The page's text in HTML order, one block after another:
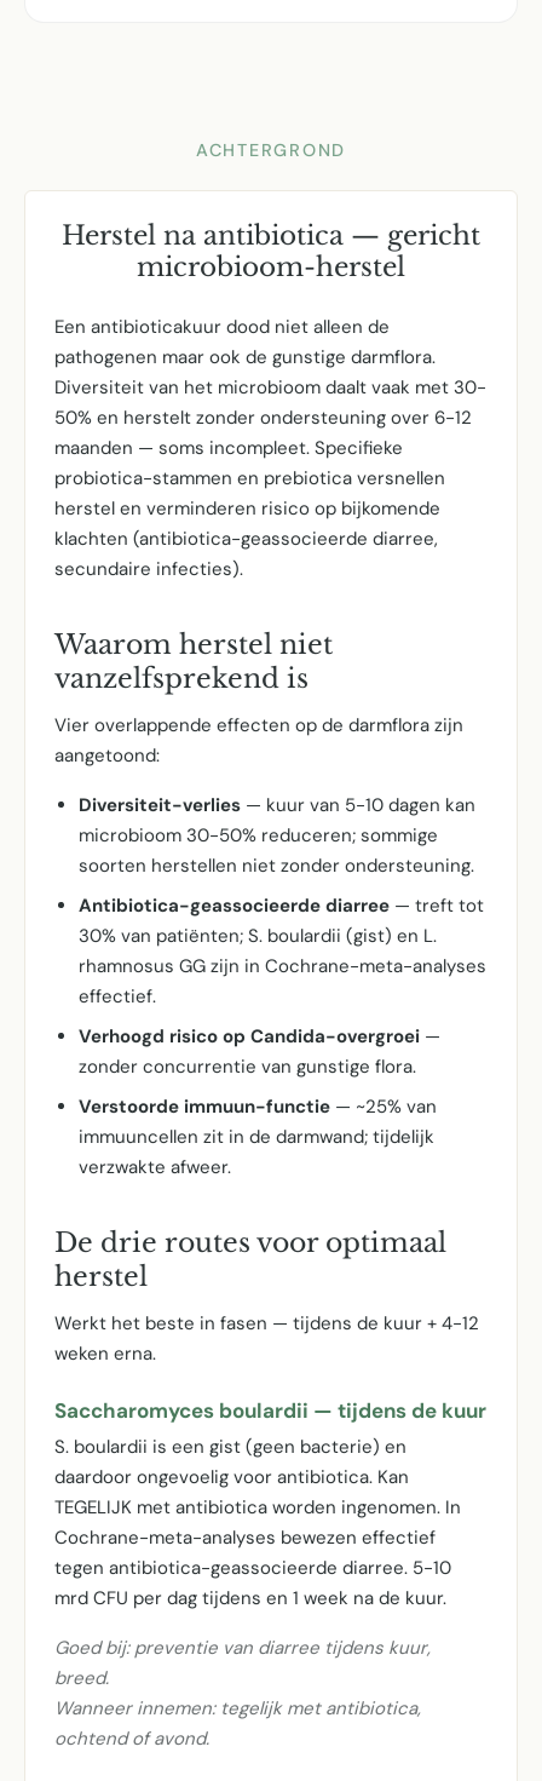
ACHTERGROND
Herstel na antibiotica — gericht
microbioom-herstel
Een antibioticakuur dood niet alleen de
pathogenen maar ook de gunstige darmflora.
Diversiteit van het microbioom daalt vaak met 30-
50% en herstelt zonder ondersteuning over 6-12
maanden — soms incompleet. Specifieke
probiotica-stammen en prebiotica versnellen
herstel en verminderen risico op bijkomende
klachten (antibiotica-geassocieerde diarree,
secundaire infecties).
Waarom herstel niet
vanzelfsprekend is
Vier overlappende effecten op de darmflora zijn
aangetoond:
Diversiteit-verlies — kuur van 5-10 dagen kan
microbioom 30-50% reduceren; sommige
soorten herstellen niet zonder ondersteuning.
Antibiotica-geassocieerde diarree — treft tot
30% van patiënten; S. boulardii (gist) en L.
rhamnosus GG zijn in Cochrane-meta-analyses
effectief.
Verhoogd risico op Candida-overgroei —
zonder concurrentie van gunstige flora.
Verstoorde immuun-functie — ~25% van
immuuncellen zit in de darmwand; tijdelijk
verzwakte afweer.
De drie routes voor optimaal
herstel
Werkt het beste in fasen — tijdens de kuur + 4-12
weken erna.
Saccharomyces boulardii — tijdens de kuur
S. boulardii is een gist (geen bacterie) en
daardoor ongevoelig voor antibiotica. Kan
TEGELIJK met antibiotica worden ingenomen. In
Cochrane-meta-analyses bewezen effectief
tegen antibiotica-geassocieerde diarree. 5-10
mrd CFU per dag tijdens en 1 week na de kuur.
Goed bij: preventie van diarree tijdens kuur,
breed.
Wanneer innemen: tegelijk met antibiotica,
ochtend of avond.